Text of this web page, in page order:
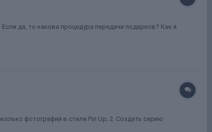
да, то какова процедура передачи подарков? Как я
фотографий в стиле Pin Up; 2. Создать серию